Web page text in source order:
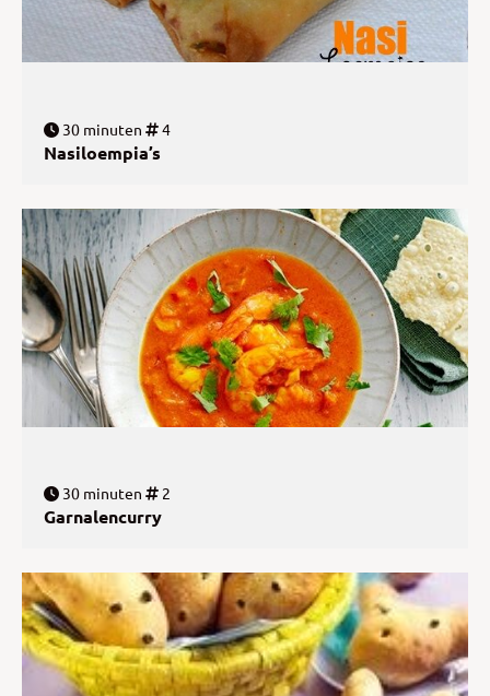
30 minuten 4
Nasiloempia’s
30 minuten 2
Garnalencurry